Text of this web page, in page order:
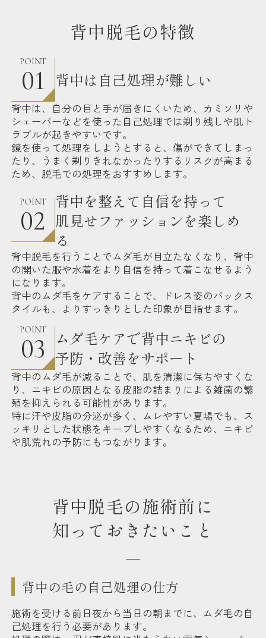
背中脱毛の特徴
POINT
01 背中は自己処理が難しい
背中は、自分の目と手が届きにくいため、カミソリや
シェーバーなどを使った自己処理では剃り残しや肌ト
ラブルが起きやすいです。
鏡を使って処理をしようとすると、傷ができてしまっ
たり、うまく剃りきれなかったりするリスクが高まる
ため、脱毛での処理をおすすめします。
POINT
02
背中を整えて自信を持って
肌見せファッションを楽しめ
る
背中脱毛を行うことでムダ毛が目立たなくなり、背中
の開いた服や水着をより自信を持って着こなせるよう
になります。
背中のムダ毛をケアすることで、ドレス姿のバックス
タイルも、よりすっきりとした印象が目指せます。
POINT
03
ムダ毛ケアで背中ニキビの
予防・改善をサポート
背中のムダ毛が減ることで、肌を清潔に保ちやすくな
り、ニキビの原因となる皮脂の詰まりによる雑菌の繁
殖を抑えられる可能性があります。
特に汗や皮脂の分泌が多く、ムレやすい夏場でも、ス
ッキリとした状態をキープしやすくなるため、ニキビ
や肌荒れの予防にもつながります。
背中脱毛の施術前に
知っておきたいこと
背中の毛の自己処理の仕方
施術を受ける前日夜から当日の朝までに、ムダ毛の自
己処理を行う必要があります。